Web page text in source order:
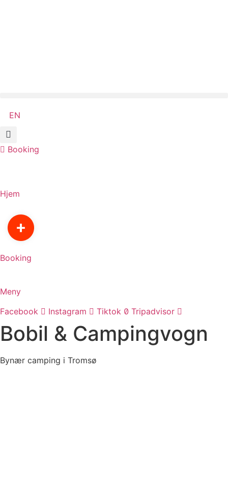
EN
Booking
Hjem
Booking
Meny
Facebook
Instagram Tiktok Tripadvisor
Bobil & Campingvogn
Bynær camping i Tromsø